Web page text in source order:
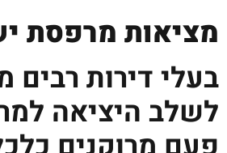
מציאות מרפסת
בעלי דירות רבים
לשלב היציאה